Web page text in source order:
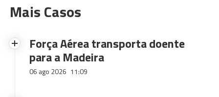
Mais Casos
Força Aérea transporta doente
para a Madeira
06 ago 2026 11:09